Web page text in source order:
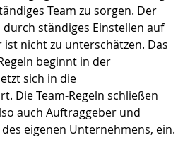
Team zu sorgen. Der
ständiges Einstellen auf
ist nicht zu unterschätzen. Das
beginnt in der
sich in die
Die Team-Regeln schließen
auch Auftraggeber und
eigenen Unternehmens, ein.